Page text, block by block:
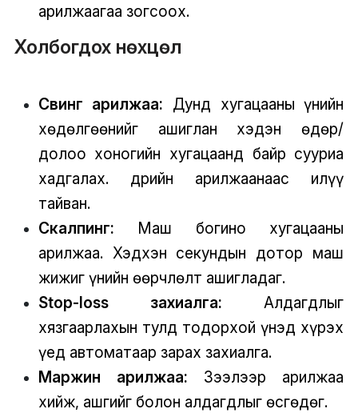
арилжаагаа зогсоох.
Холбогдох нөхцөл
Свинг арилжаа: Дунд хугацааны үнийн
хөдөлгөөнийг ашиглан хэдэн өдөр/
долоо хоногийн хугацаанд байр сууриа
хадгалах. Өдрийн арилжаанаас илүү
тайван.
Скалпинг: Маш богино хугацааны
арилжаа. Хэдхэн секундын дотор маш
жижиг үнийн өөрчлөлт ашигладаг.
Stop-loss захиалга: Алдагдлыг
хязгаарлахын тулд тодорхой үнэд хүрэх
үед автоматаар зарах захиалга.
Маржин арилжаа: Зээлээр арилжаа
хийж, ашгийг болон алдагдлыг өсгөдөг.